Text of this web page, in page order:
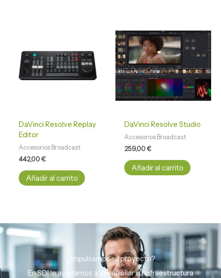
DaVinci Resolve Replay
Editor
Accesorios Broadcast
442,00€
Añadir al carrito
DaVinci Resolve Studio
Accesorios Broadcast
259,00€
Añadir al carrito
¿Impulsamos su proyecto?
En SDI le ayudamos a desarrollar su infraestructura